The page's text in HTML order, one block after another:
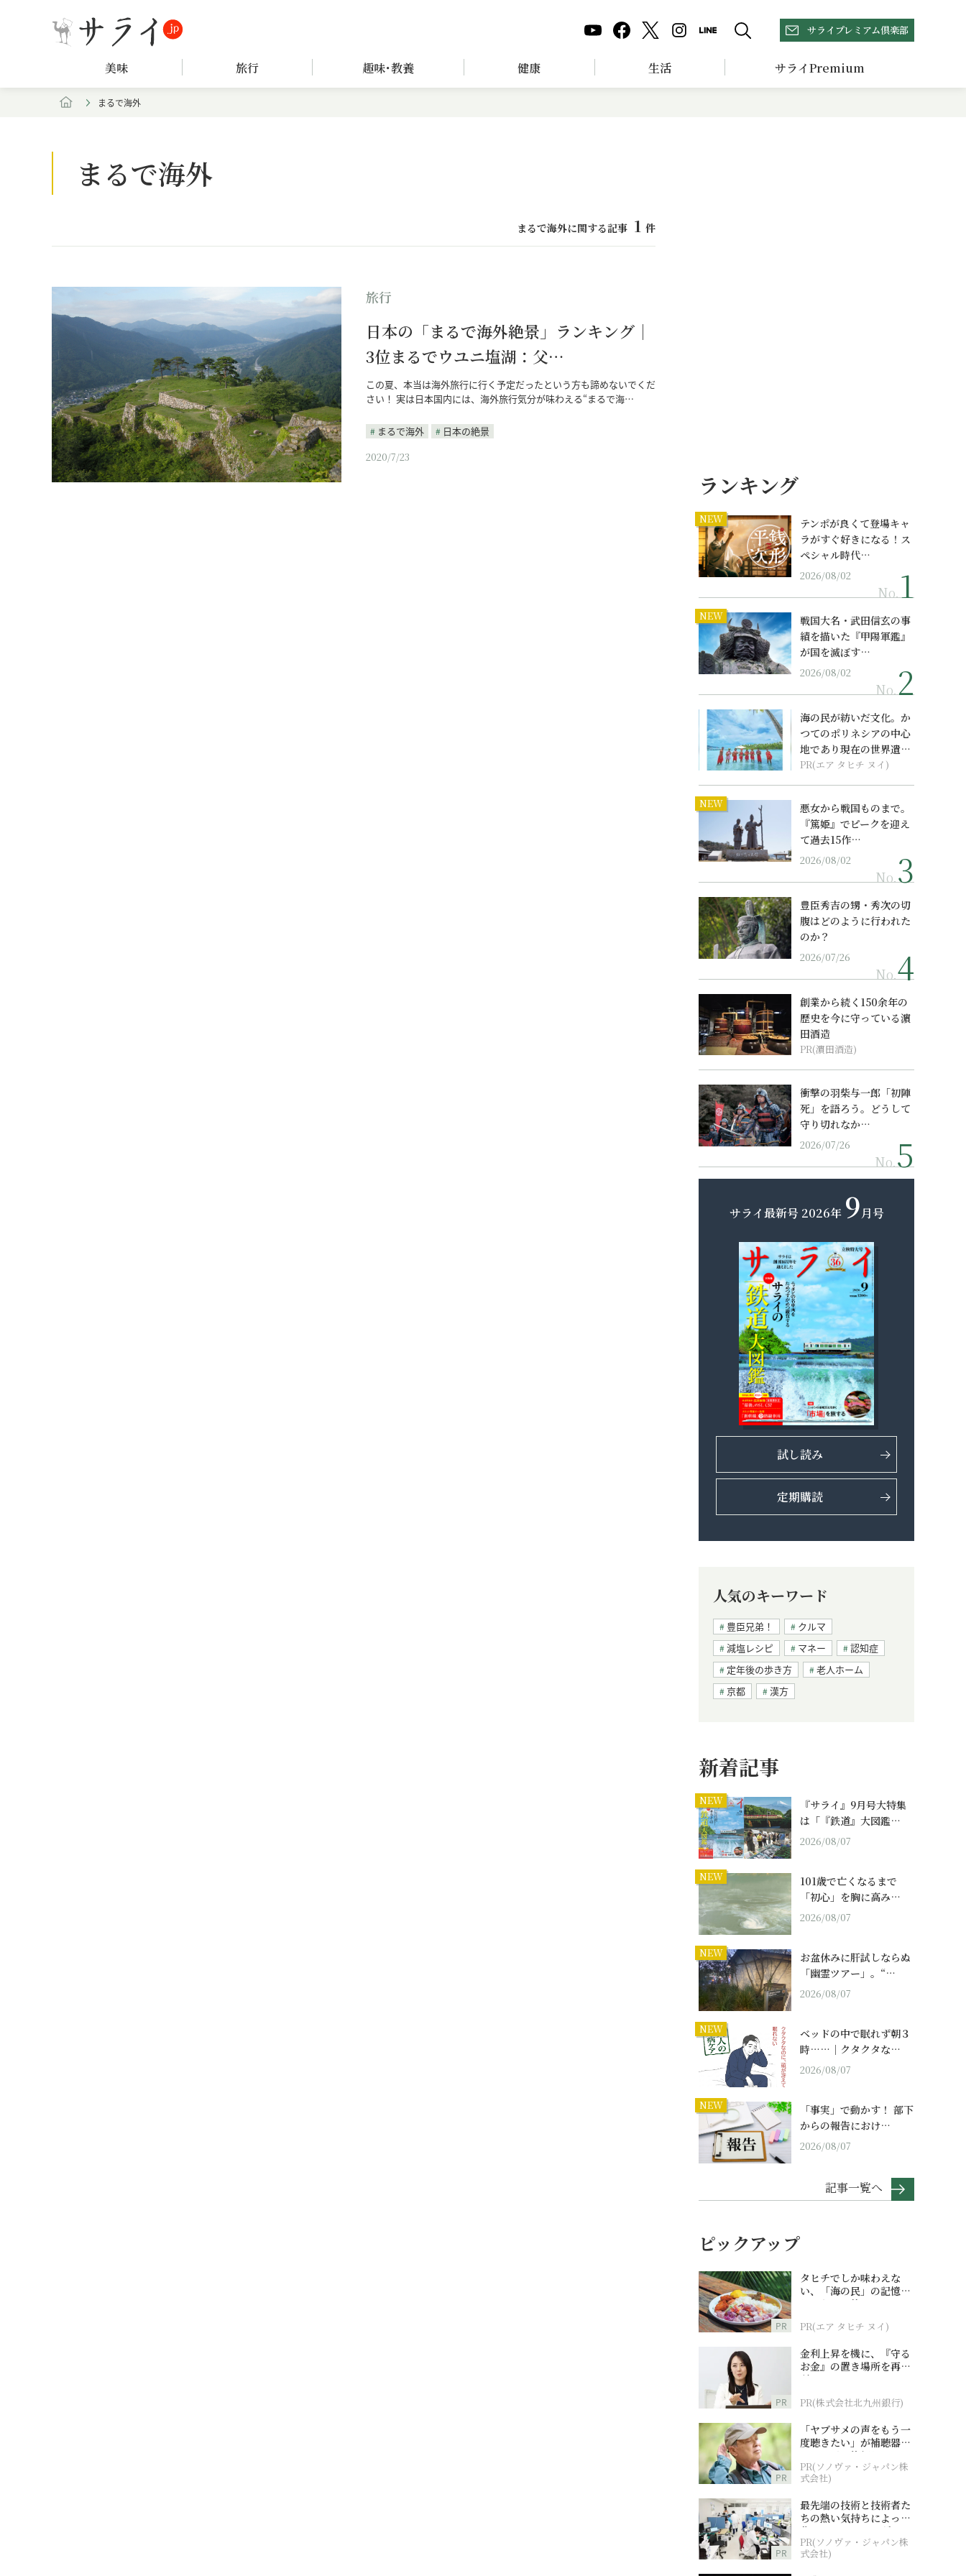
サライプレミアム倶楽部
美味 旅行 趣味･教養 健康 生活 サライPremium
まるで海外
まるで海外
まるで海外に関する記事 1 件
旅行
日本の「まるで海外絶景」ランキング｜
3位まるでウユニ塩湖：父…
この夏、本当は海外旅行に行く予定だったという方も諦めないでくだ
さい！ 実は日本国内には、海外旅行気分が味わえる“まるで海…
まるで海外
日本の絶景
2020/7/23
ランキング
NEW
テンポが良くて登場キャ
ラがすぐ好きになる！ス
ペシャル時代…
2026/08/02
No.
NEW
戦国大名・武田信玄の事
績を描いた『甲陽軍鑑』
が国を滅ぼす…
2026/08/02
No.
海の民が紡いだ文化。か
つてのポリネシアの中心
地であり現在の世界遺産
からみえてくる...
PR(エア タヒチ ヌイ)
NEW
悪女から戦国ものまで。
『篤姫』でピークを迎え
て過去15作…
2026/08/02
No.
豊臣秀吉の甥・秀次の切
腹はどのように行われた
のか？
2026/07/26
No.
創業から続く150余年の
歴史を今に守っている濵
田酒造
PR(濵田酒造)
衝撃の羽柴与一郎「初陣
死」を語ろう。どうして
守り切れなか…
2026/07/26
No.
サライ最新号 2026年 9月号
試し読み
定期購読
人気のキーワード
豊臣兄弟！
クルマ
減塩レシピ
マネー
認知症
定年後の歩き方
老人ホーム
京都
漢方
新着記事
NEW
『サライ』9月号大特集
は「『鉄道』大図鑑…
2026/08/07
NEW
101歳で亡くなるまで
「初心」を胸に高み…
2026/08/07
NEW
お盆休みに肝試しならぬ
「幽霊ツアー」。“…
2026/08/07
NEW
ベッドの中で眠れず朝３
時……｜クタクタな…
2026/08/07
NEW
「事実」で動かす！ 部下
からの報告におけ…
2026/08/07
記事一覧へ
ピックアップ
PR
タヒチでしか味わえな
い、「海の民」の記憶へ
とつながる旅
PR(エア タヒチ ヌイ)
PR
金利上昇を機に、『守る
お金』の置き場所を再検
討
PR(株式会社北九州銀行)
PR
「ヤブサメの声をもう一
度聴きたい」が補聴器チ
ャレンジの後押しに
PR(ソノヴァ・ジャパン株
式会社)
PR
最先端の技術と技術者た
ちの熱い気持ちによって
作られているオーダーメ
イド補聴器
PR(ソノヴァ・ジャパン株
式会社)